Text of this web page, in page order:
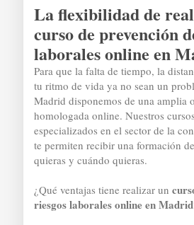
La flexibilidad de
curso de prevención
laborales online en
Para que la falta de tiempo, la
tu ritmo de vida ya no sean un
Madrid disponemos de una amplia
homologada online. Nuestros
especializados en el sector de la
te permiten recibir una formación
quieras y cuándo quieras.
¿Qué ventajas tiene realizar un
riesgos laborales online en Madrid